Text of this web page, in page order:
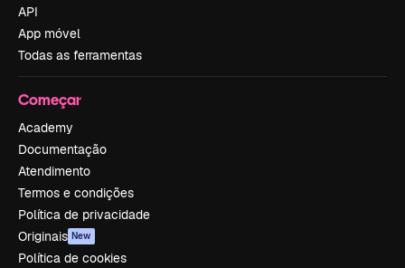
API
App móvel
Todas as ferramentas
Começar
Academy
Documentação
Atendimento
Termos e condições
Política de privacidade
Originais New
Política de cookies